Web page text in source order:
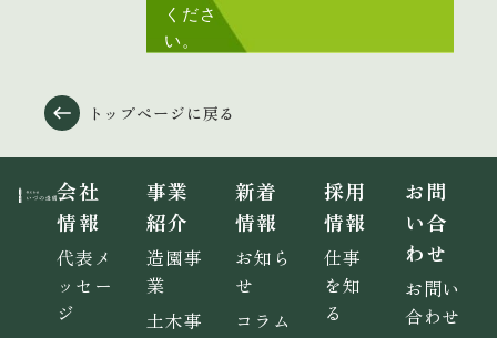
くださ
い。
トップページに戻る
会社
情報
代表メ
ッセー
ジ
事業
紹介
造園事
業
土木事
新着
情報
お知ら
せ
コラム
採用
情報
仕事
を知
る
お問
い合
わせ
お問い
合わせ